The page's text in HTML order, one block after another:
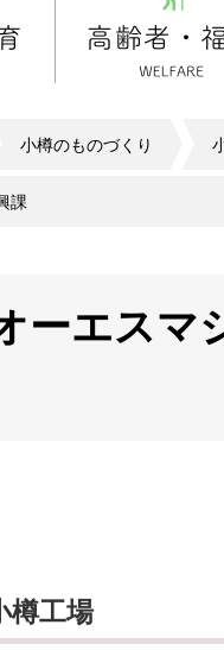
小樽のものづくり
課
エスマ
工場